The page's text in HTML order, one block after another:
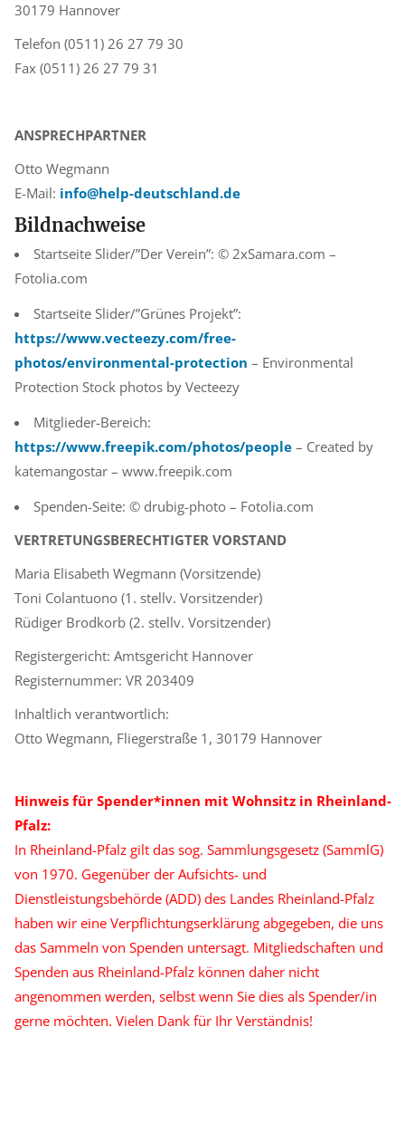
30179 Hannover
Telefon (0511) 26 27 79 30
Fax (0511) 26 27 79 31
ANSPRECHPARTNER
Otto Wegmann
E-Mail: info@help-deutschland.de
Bildnachweise
Startseite Slider/”Der Verein”: © 2xSamara.com –
Fotolia.com
Startseite Slider/”Grünes Projekt”:
https://www.vecteezy.com/free-
photos/environmental-protection – Environmental
Protection Stock photos by Vecteezy
Mitglieder-Bereich:
https://www.freepik.com/photos/people – Created by
katemangostar – www.freepik.com
Spenden-Seite: © drubig-photo – Fotolia.com
VERTRETUNGSBERECHTIGTER VORSTAND
Maria Elisabeth Wegmann (Vorsitzende)
Toni Colantuono (1. stellv. Vorsitzender)
Rüdiger Brodkorb (2. stellv. Vorsitzender)
Registergericht: Amtsgericht Hannover
Registernummer: VR 203409
Inhaltlich verantwortlich:
Otto Wegmann, Fliegerstraße 1, 30179 Hannover
Hinweis für Spender*innen mit Wohnsitz in Rheinland-
Pfalz:
In Rheinland-Pfalz gilt das sog. Sammlungsgesetz (SammlG)
von 1970. Gegenüber der Aufsichts- und
Dienstleistungsbehörde (ADD) des Landes Rheinland-Pfalz
haben wir eine Verpflichtungserklärung abgegeben, die uns
das Sammeln von Spenden untersagt. Mitgliedschaften und
Spenden aus Rheinland-Pfalz können daher nicht
angenommen werden, selbst wenn Sie dies als Spender/in
gerne möchten. Vielen Dank für Ihr Verständnis!